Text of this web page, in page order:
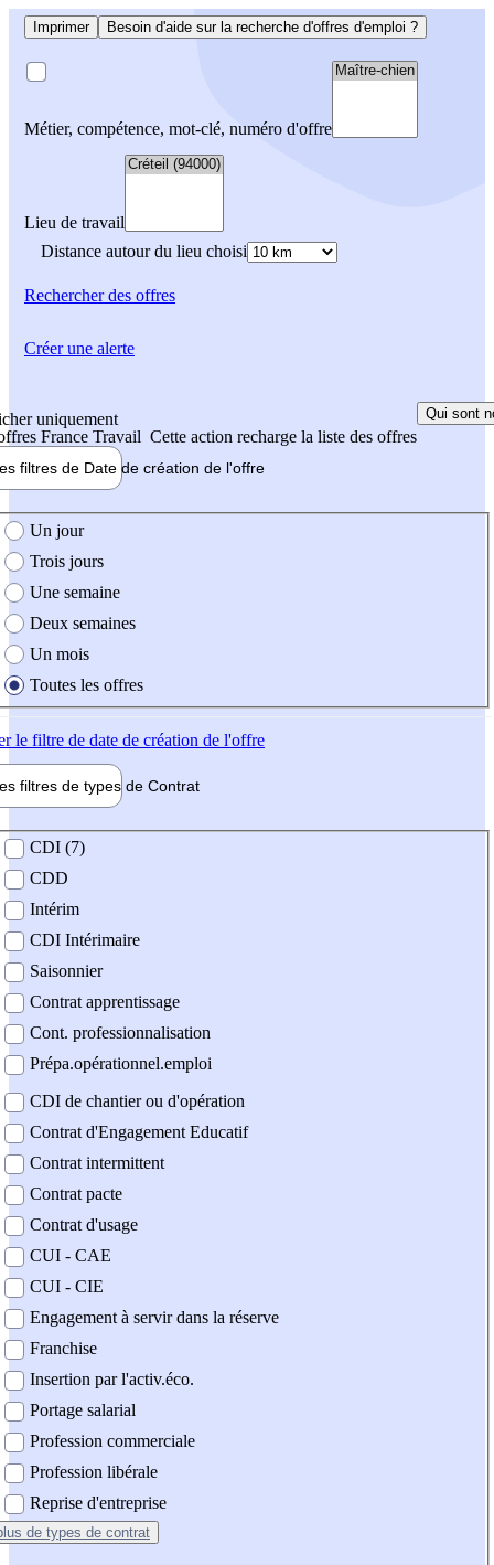
Imprimer Besoin d'aide sur la recherche d'offres d'emploi ?
Métier, compétence, mot-clé, numéro d'offre
Lieu de travail
Distance autour du lieu choisi
Rechercherdes offres
uniquement
France Travail Cette action recharge la liste des offres
Qui sont
filtres de Date de création de l'offre
création de l'offre
Un jour
Trois jours
Une semaine
Deux semaines
Un mois
Toutes les offres
le filtre de date de création de l'offre
filtres de types de Contrat
contrat
CDI (7)
CDD
Intérim
CDI Intérimaire
Saisonnier
Contrat apprentissage
Cont. professionnalisation
Prépa.opérationnel.emploi
CDI de chantier ou d'opération
Contrat d'Engagement Educatif
Contrat intermittent
Contrat pacte
Contrat d'usage
CUI - CAE
CUI - CIE
Engagement à servir dans la réserve
Franchise
Insertion par l'activ.éco.
Portage salarial
Profession commerciale
Profession libérale
Reprise d'entreprise
de types de contrat
Créer une alerte